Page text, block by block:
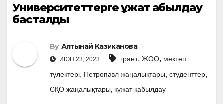
Университеттерге құжат қабылдау
басталды
By Алтынай Казиканова
ИЮН 23, 2023 грант, ЖОО, мектеп
түлектері, Петропавл жаңалықтары, студенттер,
СҚО жаңалықтары, құжат қабылдау